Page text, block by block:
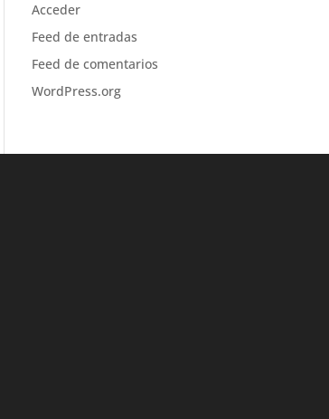
Acceder
Feed de entradas
Feed de comentarios
WordPress.org